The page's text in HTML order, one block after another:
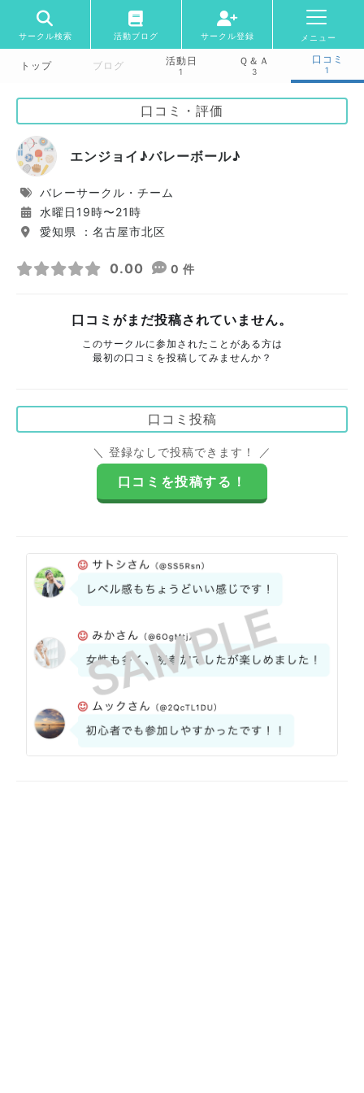
サークル検索 活動ブログ サークル登録 メニュー
トップ ブログ 活動日
1
Ｑ＆Ａ
3
口コミ
1
口コミ・評価
エンジョイ♪バレーボール♪
バレーサークル・チーム
水曜日19時〜21時
愛知県 ：名古屋市北区
0.00 0 件
口コミがまだ投稿されていません。
このサークルに参加されたことがある方は
最初の口コミを投稿してみませんか？
口コミ投稿
＼ 登録なしで投稿できます！ ／
口コミを投稿する！